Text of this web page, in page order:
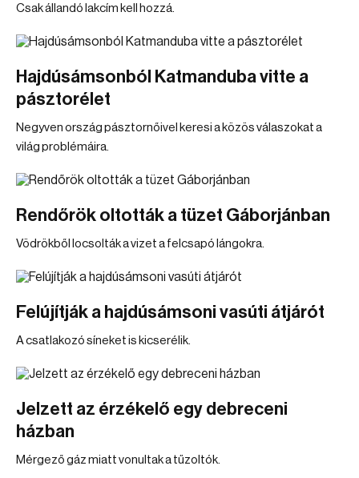
Csak állandó lakcím kell hozzá.
Hajdúsámsonból Katmanduba vitte a
pásztorélet
Negyven ország pásztornőivel keresi a közös válaszokat a
világ problémáira.
Rendőrök oltották a tüzet Gáborjánban
Vödrökből locsolták a vizet a felcsapó lángokra.
Felújítják a hajdúsámsoni vasúti átjárót
A csatlakozó síneket is kicserélik.
Jelzett az érzékelő egy debreceni
házban
Mérgező gáz miatt vonultak a tűzoltók.